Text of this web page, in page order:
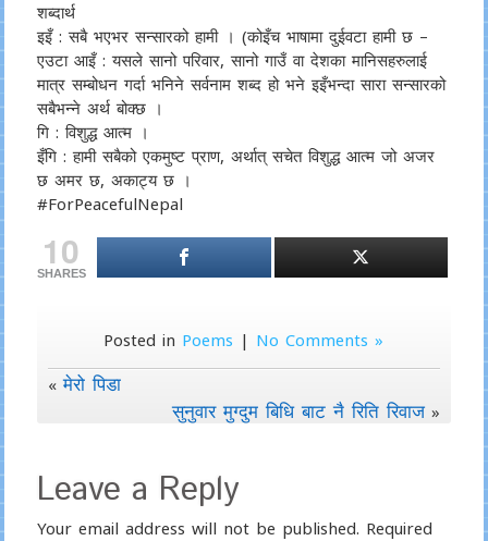
शब्दार्थ
इइँ : सबै भएभर सन्सारको हामी । (कोइँच भाषामा दुईवटा हामी छ –
एउटा आइँ : यसले सानो परिवार, सानो गाउँ वा देशका मानिसहरुलाई
मात्र सम्बोधन गर्दा भनिने सर्वनाम शब्द हो भने इइँभन्दा सारा सन्सारको
सबैभन्ने अर्थ बोक्छ ।
गि : विशुद्ध आत्म ।
इँगि : हामी सबैको एकमुष्ट प्राण, अर्थात् सचेत विशुद्ध आत्म जो अजर
छ अमर छ, अकाट्य छ ।
#ForPeacefulNepal
10
SHARES
Posted in Poems | No Comments »
«मेरो पिडा
सुनुवार मुग्दुम बिधि बाट नै रिति रिवाज»
Leave a Reply
Your email address will not be published. Required